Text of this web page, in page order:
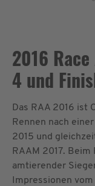
2016
4 und
Das RAA 2016 ist
Rennen nach
2015 und
RAAM 2017.
amtierender
Impressionen